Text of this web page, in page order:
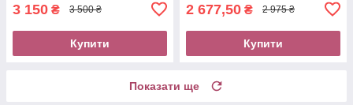
3 150 ₴ 3 500 ₴
Купити
2 677,50 ₴ 2 975 ₴
Купити
Показати ще